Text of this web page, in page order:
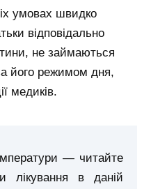
умовах швидко
відповідально
не займаються
його режимом дня,
медиків.
— читайте
лікування в даній